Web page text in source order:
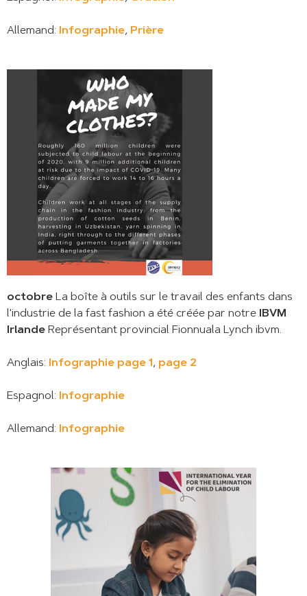
Allemand: Infographie, Prière
octobre La boîte à outils sur le travail des enfants dans
l'industrie de la fast fashion a été créée par notre
IBVM
Irlande Représentant provincial Fionnuala Lynch ibvm.
Anglais: Infographie page 1 , page 2
Espagnol: Infographie
Allemand: Infographie